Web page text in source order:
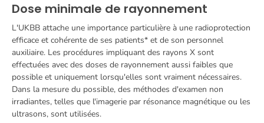
Dose minimale de rayonnement
L'UKBB attache une importance particulière à une radioprotection
efficace et cohérente de ses patients* et de son personnel
auxiliaire. Les procédures impliquant des rayons X sont
effectuées avec des doses de rayonnement aussi faibles que
possible et uniquement lorsqu'elles sont vraiment nécessaires.
Dans la mesure du possible, des méthodes d'examen non
irradiantes, telles que l'imagerie par résonance magnétique ou les
ultrasons, sont utilisées.